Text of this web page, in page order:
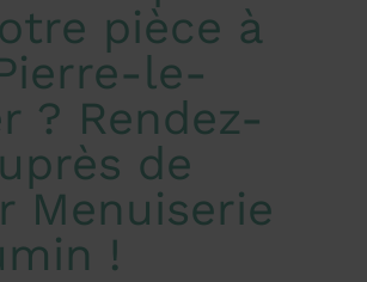
pièce à
le-
? Rendez-
de
Menuiserie
!